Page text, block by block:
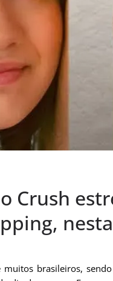
Crush
brasileiros,